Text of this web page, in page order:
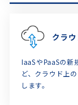
クラ
IaaSやPaaSの新
ど、クラウド上
します。